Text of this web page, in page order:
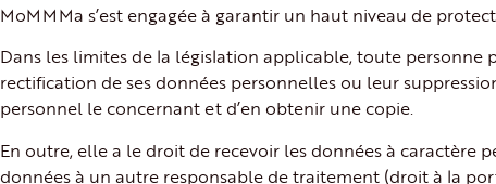
MoMMMa s’est engagée à garantir un haut niveau de
Dans les limites de la législation applicable, toute personne
rectification de ses données personnelles ou leur
personnel le concernant et d’en obtenir une copie.
En outre, elle a le droit de recevoir les données à
données à un autre responsable de traitement (droit à la